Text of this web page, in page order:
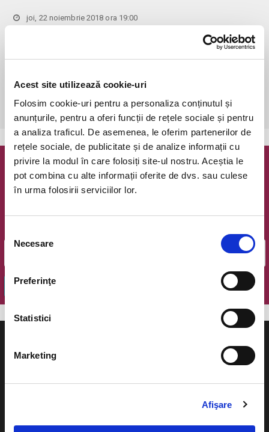
Acest site utilizează cookie-uri
Folosim cookie-uri pentru a personaliza conținutul și
anunțurile, pentru a oferi funcții de rețele sociale și pentru
a analiza traficul. De asemenea, le oferim partenerilor de
rețele sociale, de publicitate și de analize informații cu
privire la modul în care folosiți site-ul nostru. Aceștia le
pot combina cu alte informații oferite de dvs. sau culese
în urma folosirii serviciilor lor.
consimțământului
Necesare
Preferinţe
Statistici
Marketing
Afişare
joi, 22 noiembrie 2018 ora 19:00
se vor achita/ridica cu o zi inaintea spectacolului pana in ora 12:00.
este neridicata/neachitata nu mai este valabila.
Newsletter @ Bilete.ro
OK
Cum comand bilete?